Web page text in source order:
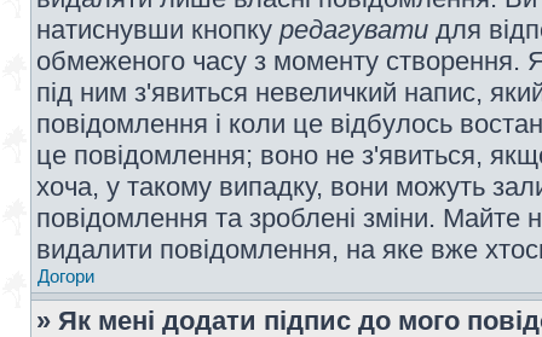
натиснувши кнопку редагувати для
обмеженого часу з моменту створення.
під ним з'явиться невеличкий напис,
повідомлення і коли це відбулось
це повідомлення; воно не з'явиться,
хоча, у такому випадку, вони можуть
повідомлення та зроблені зміни. Майте
видалити повідомлення, на яке вже
Догори
» Як мені додати підпис до мого